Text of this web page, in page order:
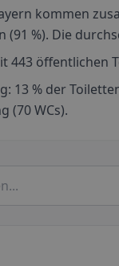
kommen
(91 %). Die
443 öffentlichen
13 % der
(70 WCs).